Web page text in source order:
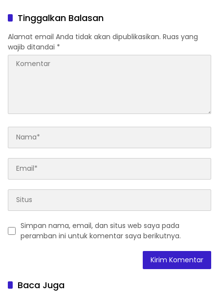
Komunikasi Publik
Tinggalkan Balasan
Alamat email Anda tidak akan dipublikasikan. Ruas yang
wajib ditandai *
Simpan nama, email, dan situs web saya pada
peramban ini untuk komentar saya berikutnya.
Baca Juga